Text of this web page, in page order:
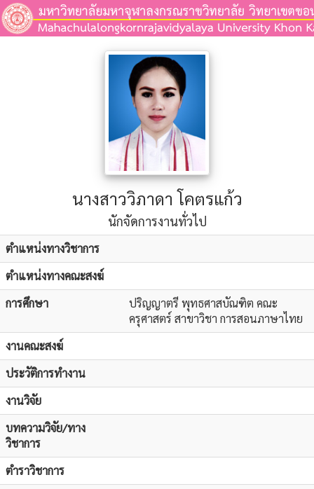
นางสาววิภาดา โคตรแก้ว
นักจัดการงานทั่วไป
ตำแหน่งทางวิชาการ
ตำแหน่งทางคณะสงฆ์
การศึกษา
ปริญญาตรี พุทธศาสบัณฑิต คณะ
ครุศาสตร์ สาขาวิชา การสอนภาษาไทย
งานคณะสงฆ์
ประวัติการทำงาน
งานวิจัย
บทความวิจัย/ทาง
วิชาการ
ตำราวิชาการ